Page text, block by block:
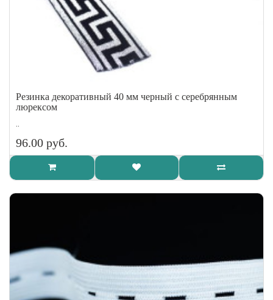
Резинка декоративный 40 мм черный с серебрянным
люрексом
..
96.00 руб.